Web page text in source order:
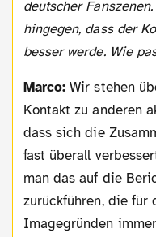
deutscher
hingegen, dass der
besser werde. Wie
Marco:Wir stehen
Kontakt zu anderen
dass sich die
fast überall
man das auf die
zurückführen, die für
Imagegründen